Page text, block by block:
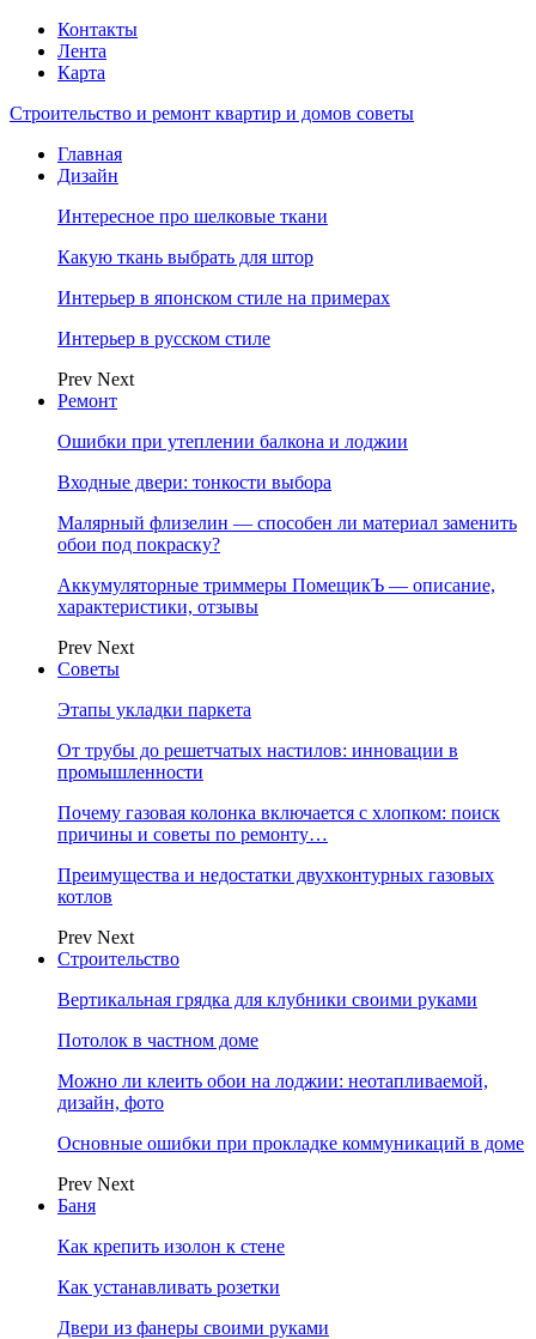
Контакты
Лента
Карта
Строительство и ремонт квартир и домов советы
Главная
Дизайн
Интересное про шелковые ткани
Какую ткань выбрать для штор
Интерьер в японском стиле на примерах
Интерьер в русском стиле
Prev Next
Ремонт
Ошибки при утеплении балкона и лоджии
Входные двери: тонкости выбора
Малярный флизелин — способен ли материал заменить
обои под покраску?
Аккумуляторные триммеры ПомещикЪ — описание,
характеристики, отзывы
Prev Next
Советы
Этапы укладки паркета
От трубы до решетчатых настилов: инновации в
промышленности
Почему газовая колонка включается с хлопком: поиск
причины и советы по ремонту…
Преимущества и недостатки двухконтурных газовых
котлов
Prev Next
Строительство
Вертикальная грядка для клубники своими руками
Потолок в частном доме
Можно ли клеить обои на лоджии: неотапливаемой,
дизайн, фото
Основные ошибки при прокладке коммуникаций в доме
Prev Next
Баня
Как крепить изолон к стене
Как устанавливать розетки
Двери из фанеры своими руками